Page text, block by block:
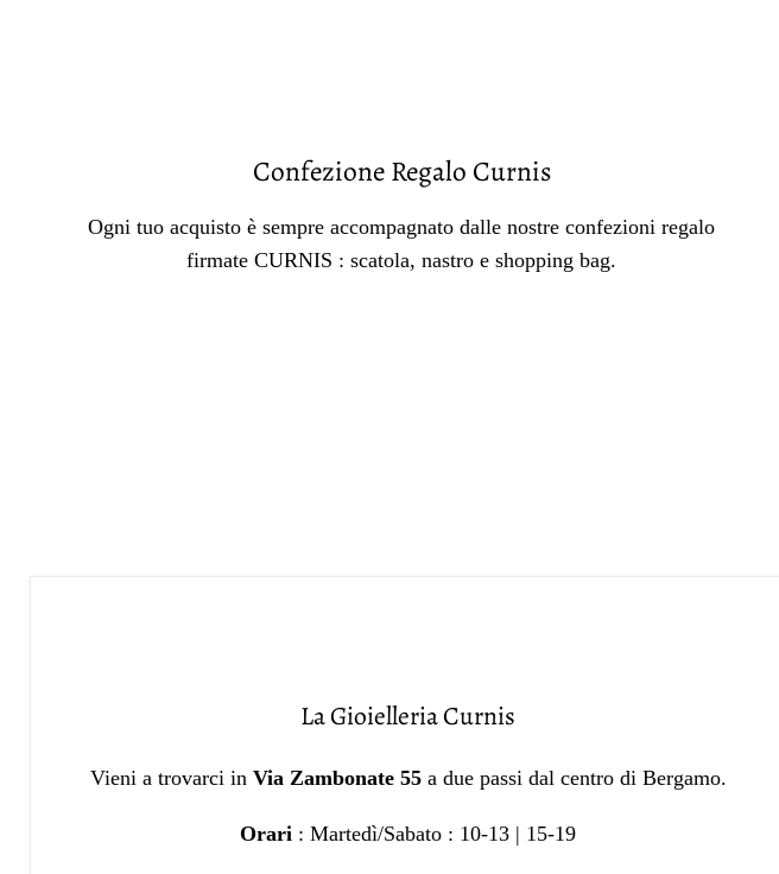
Confezione Regalo Curnis
Ogni tuo acquisto è sempre accompagnato dalle nostre confezioni regalo
firmate CURNIS : scatola, nastro e shopping bag.
La Gioielleria Curnis
Vieni a trovarci in Via Zambonate 55 a due passi dal centro di Bergamo.
Orari : Martedì/Sabato : 10-13 | 15-19